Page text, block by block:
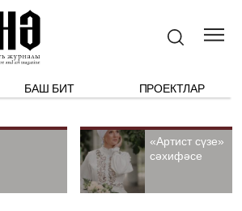
БАШ БИТ ПРОЕКТЛАР
«Артист сүзе»
сәхифәсе